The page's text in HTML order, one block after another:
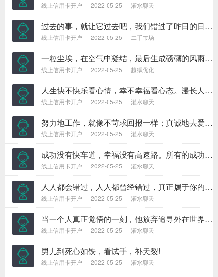
线上信用卡开户 2022-05-25 灌水聊天
过去的事，就让它过去吧，我们错过了昨日的日落，再也不能错过今日的日出，保持平衡的心态，以最美好的心情来对待每一天，每一天都会充满阳光，洋溢着希望。
线上信用卡开户 2022-05-25 二手市场
一粒尘埃，在空气中凝结，最后生成磅礴的风雨；一粒沙石，在蚌体内打磨，最后结成昂贵的珍珠。有时候，渺小的开始，可以成就雄伟而宏大的事业；有时候，平凡的开始，可以走出崇高而伟大的人生。
线上信用卡开户 2022-05-25 越狱优化
人生快不快乐看心情，幸不幸福看心态。漫长人生中，什么都不是一眼看到头的，一时的春风得意算不了什么，一时的失败也不能算数。
线上信用卡开户 2022-05-25 灌水聊天
努力地工作，就像不苛求回报一样；真诚地去爱，就像从来没有受过伤害一样；投入地跳舞，就像没有人在一旁看着你一样。这样的生活，肯定可以给你带来快乐。
线上信用卡开户 2022-05-25 灌水聊天
成功没有快车道，幸福没有高速路。所有的成功，都来自不倦的努力和奔跑；所有幸福，都来自平凡的奋斗和坚持。
线上信用卡开户 2022-05-25 灌水聊天
人人都会错过，人人都曾经错过，真正属于你的，永远不会错过。
线上信用卡开户 2022-05-25 灌水聊天
当一个人真正觉悟的一刻，他放弃追寻外在世界的财富，而开始追寻他?刃氖澜绲恼嬲?财富。
线上信用卡开户 2022-05-25 灌水聊天
男儿到死心如铁，看试手，补天裂!
线上信用卡开户 2022-05-25 灌水聊天